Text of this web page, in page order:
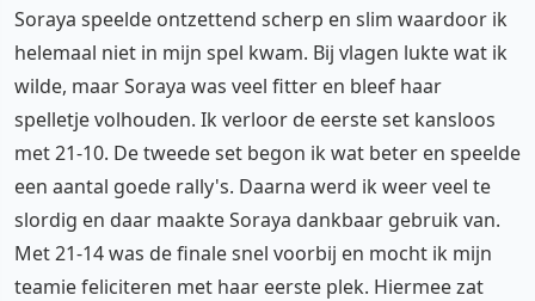
Soraya speelde ontzettend scherp en slim waardoor ik
helemaal niet in mijn spel kwam. Bij vlagen lukte wat ik
wilde, maar Soraya was veel fitter en bleef haar
spelletje volhouden. Ik verloor de eerste set kansloos
met 21-10. De tweede set begon ik wat beter en speelde
een aantal goede rally's. Daarna werd ik weer veel te
slordig en daar maakte Soraya dankbaar gebruik van.
Met 21-14 was de finale snel voorbij en mocht ik mijn
teamie feliciteren met haar eerste plek. Hiermee zat